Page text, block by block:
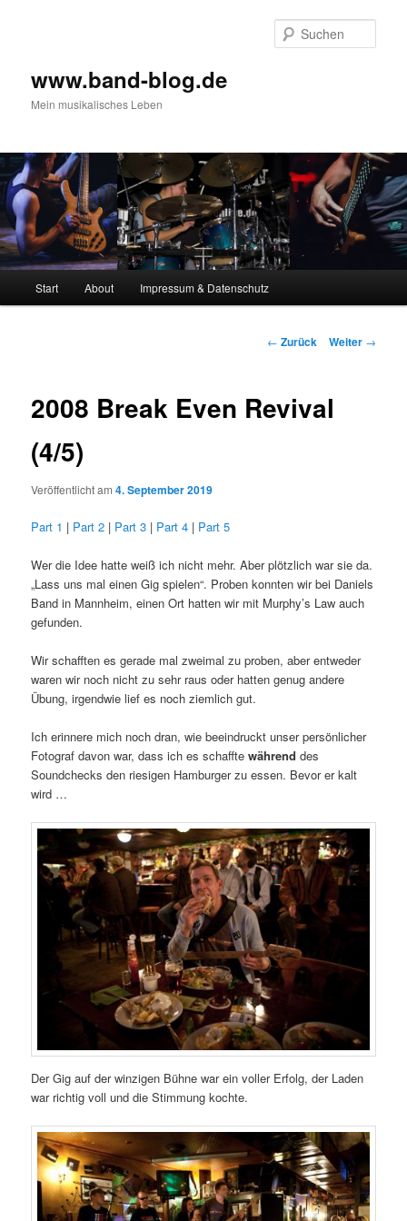
www.band-blog.de
Mein musikalisches Leben
Start About Impressum & Datenschutz
Beitrags-
← Zurück Weiter →
2008 Break Even Revival
(4/5)
Veröffentlicht am4. September 2019
Part 1 | Part 2 | Part 3 | Part 4 | Part 5
Wer die Idee hatte weiß ich nicht mehr. Aber plötzlich war sie da.
„Lass uns mal einen Gig spielen“. Proben konnten wir bei Daniels
Band in Mannheim, einen Ort hatten wir mit Murphy’s Law auch
gefunden.
Wir schafften es gerade mal zweimal zu proben, aber entweder
waren wir noch nicht zu sehr raus oder hatten genug andere
Übung, irgendwie lief es noch ziemlich gut.
Ich erinnere mich noch dran, wie beeindruckt unser persönlicher
Fotograf davon war, dass ich es schafftewährenddes
Soundchecks den riesigen Hamburger zu essen. Bevor er kalt
wird …
Der Gig auf der winzigen Bühne war ein voller Erfolg, der Laden
war richtig voll und die Stimmung kochte.